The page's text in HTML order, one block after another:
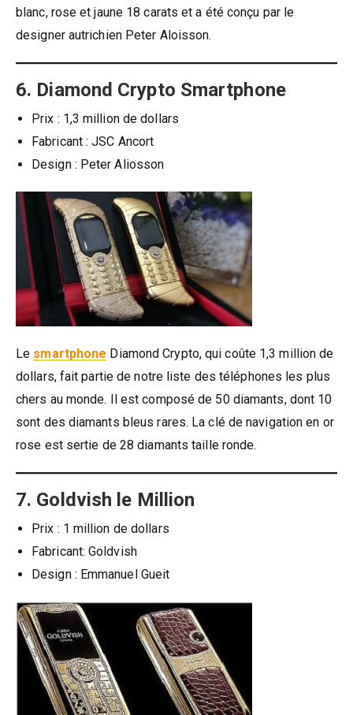
blanc, rose et jaune 18 carats et a été conçu par le
designer autrichien Peter Aloisson.
6. Diamond Crypto Smartphone
Prix ​​: 1,3 million de dollars
Fabricant : JSC Ancort
Design : Peter Aliosson
Le smartphone Diamond Crypto, qui coûte 1,3 million de
dollars, fait partie de notre liste des téléphones les plus
chers au monde. Il est composé de 50 diamants, dont 10
sont des diamants bleus rares. La clé de navigation en or
rose est sertie de 28 diamants taille ronde.
7. Goldvish le Million
Prix ​​: 1 million de dollars
Fabricant: Goldvish
Design : Emmanuel Gueit